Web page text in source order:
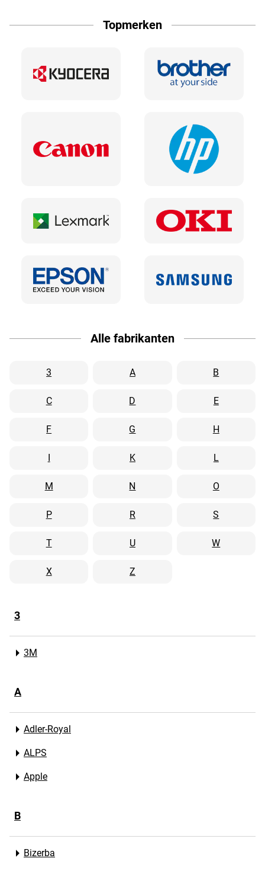
Topmerken
Alle fabrikanten
3 A B
C D E
F G H
I K L
M N O
P R S
T U W
X Z
3
3M
A
Adler-Royal
ALPS
Apple
B
Bizerba